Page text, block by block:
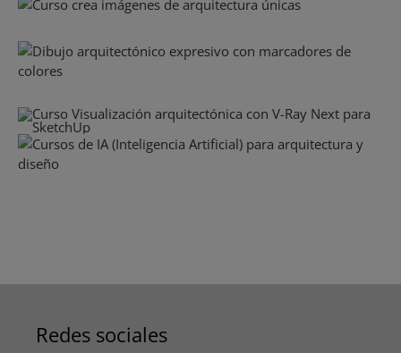
Redes sociales